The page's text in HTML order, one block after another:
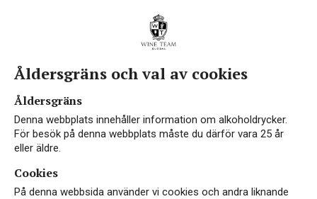
Åldersgräns och val av cookies
Åldersgräns
Denna webbplats innehåller information om alkoholdrycker.
För besök på denna webbplats måste du därför vara 25 år
eller äldre.
Cookies
På denna webbsida använder vi cookies och andra liknande